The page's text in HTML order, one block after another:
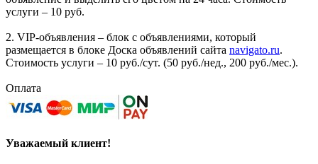
услуги – 10 руб.
2. VIP-объявления – блок с объявлениями, который
размещается в блоке Доска объявлений сайта navigato.ru.
Стоимость услуги – 10 руб./сут. (50 руб./нед., 200 руб./мес.).
Оплата
Уважаемый клиент!